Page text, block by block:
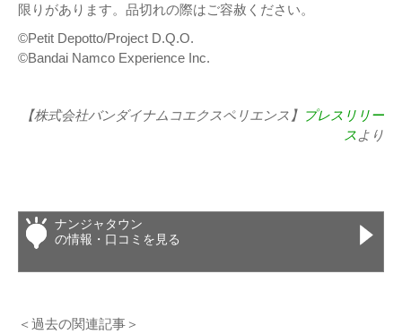
限りがあります。品切れの際はご容赦ください。
©Petit Depotto/Project D.Q.O.
©Bandai Namco Experience Inc.
【株式会社バンダイナムコエクスペリエンス】 プレスリリー
スより
ナンジャタウン
の情報・口コミを見る
＜過去の関連記事＞